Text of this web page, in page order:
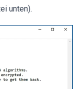
unten).